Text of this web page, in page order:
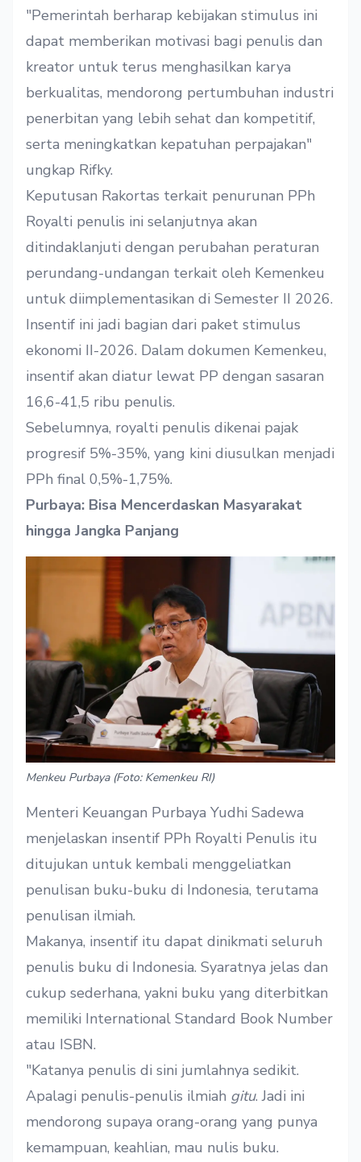
"Pemerintah berharap kebijakan stimulus ini
dapat memberikan motivasi bagi penulis dan
kreator untuk terus menghasilkan karya
berkualitas, mendorong pertumbuhan industri
penerbitan yang lebih sehat dan kompetitif,
serta meningkatkan kepatuhan perpajakan"
ungkap Rifky.
Keputusan Rakortas terkait penurunan PPh
Royalti penulis ini selanjutnya akan
ditindaklanjuti dengan perubahan peraturan
perundang-undangan terkait oleh Kemenkeu
untuk diimplementasikan di Semester II 2026.
Insentif ini jadi bagian dari paket stimulus
ekonomi II-2026. Dalam dokumen Kemenkeu,
insentif akan diatur lewat PP dengan sasaran
16,6-41,5 ribu penulis.
Sebelumnya, royalti penulis dikenai pajak
progresif 5%-35%, yang kini diusulkan menjadi
PPh final 0,5%-1,75%.
Purbaya: Bisa Mencerdaskan Masyarakat
hingga Jangka Panjang
Menkeu Purbaya (Foto: Kemenkeu RI)
Menteri Keuangan Purbaya Yudhi Sadewa
menjelaskan insentif PPh Royalti Penulis itu
ditujukan untuk kembali menggeliatkan
penulisan buku-buku di Indonesia, terutama
penulisan ilmiah.
Makanya, insentif itu dapat dinikmati seluruh
penulis buku di Indonesia. Syaratnya jelas dan
cukup sederhana, yakni buku yang diterbitkan
memiliki International Standard Book Number
atau ISBN.
"Katanya penulis di sini jumlahnya sedikit.
Apalagi penulis-penulis ilmiah gitu. Jadi ini
mendorong supaya orang-orang yang punya
kemampuan, keahlian, mau nulis buku.